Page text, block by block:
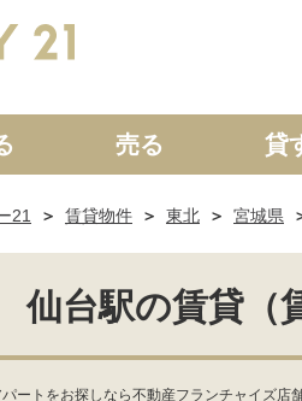
中古一戸建て
売る 貸
21 賃貸物件 東北 宮城県
仙台駅の賃貸（
ートをお探しなら不動産フランチャイズ